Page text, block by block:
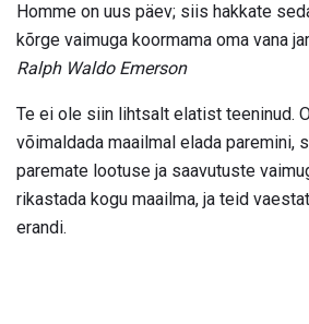
Homme on uus päev; siis hakkate
kõrge vaimuga koormama oma vana
Ralph Waldo Emerson
Te ei ole siin lihtsalt elatist teeninud.
võimaldada maailmal elada paremini,
paremate lootuse ja saavutuste
rikastada kogu maailma, ja teid
erandi.